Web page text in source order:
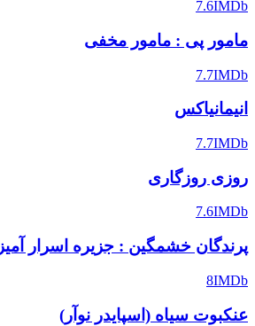
7.6IMDb
مامور پی : مامور مخفی
7.7IMDb
انیمانیاکس
7.7IMDb
روزی روزگاری
7.6IMDb
پرندگان خشمگین : جزیره اسرار آمیز
8IMDb
عنکبوت سیاه (اسپایدر نوآر)